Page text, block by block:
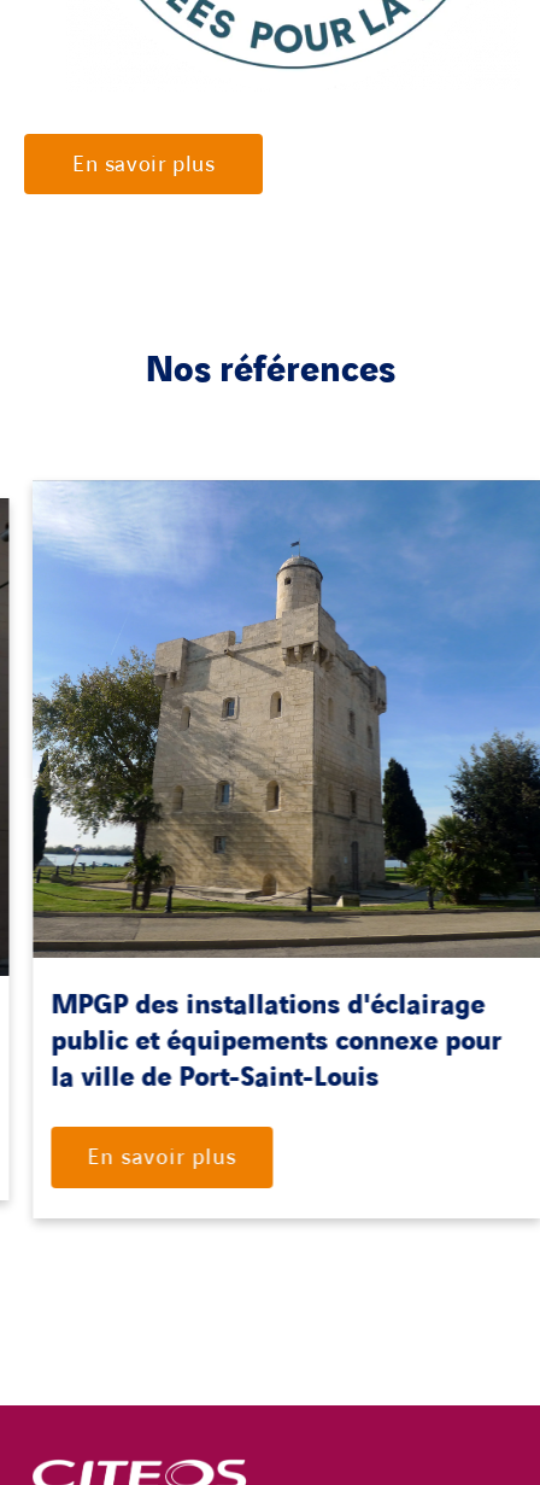
En savoir plus
Nos références
MPGP des installations d'éclairage
public et équipements connexe pour
la ville de Port-Saint-Louis
En savoir plus